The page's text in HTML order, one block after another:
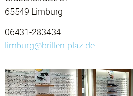
65549 Limburg
06431-283434
limburg@brillen-plaz.de